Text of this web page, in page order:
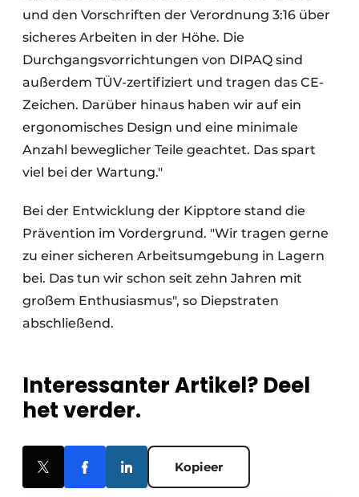
und den Vorschriften der Verordnung 3:16 über
sicheres Arbeiten in der Höhe. Die
Durchgangsvorrichtungen von DIPAQ sind
außerdem TÜV-zertifiziert und tragen das CE-
Zeichen. Darüber hinaus haben wir auf ein
ergonomisches Design und eine minimale
Anzahl beweglicher Teile geachtet. Das spart
viel bei der Wartung."
Bei der Entwicklung der Kipptore stand die
Prävention im Vordergrund. "Wir tragen gerne
zu einer sicheren Arbeitsumgebung in Lagern
bei. Das tun wir schon seit zehn Jahren mit
großem Enthusiasmus", so Diepstraten
abschließend.
Interessanter Artikel? Deel
het verder.
Kopieer